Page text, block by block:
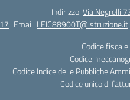
Indirizzo:Via Negrelli
Email: LEIC88900T@istruzione.it
Codice
Codice
Codice Indice delle Pubbliche
Codice unico di